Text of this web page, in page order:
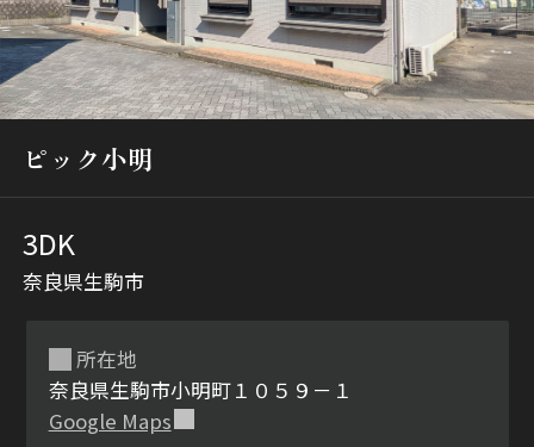
市区郡・路線・駅から探す
通勤・通学時間から探す
地図から探す
人気のカテゴリから探す
シャーメゾンとは
ピック小明
3DK
奈良県生駒市
所在地
奈良県生駒市小明町１０５９－１
Google Maps